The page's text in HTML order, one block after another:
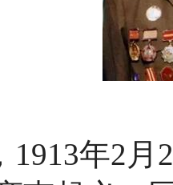
年2月2